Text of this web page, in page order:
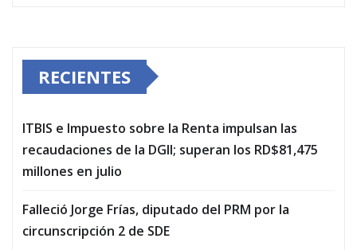
RECIENTES
ITBIS e Impuesto sobre la Renta impulsan las
recaudaciones de la DGII; superan los RD$81,475
millones en julio
Falleció Jorge Frías, diputado del PRM por la
circunscripción 2 de SDE